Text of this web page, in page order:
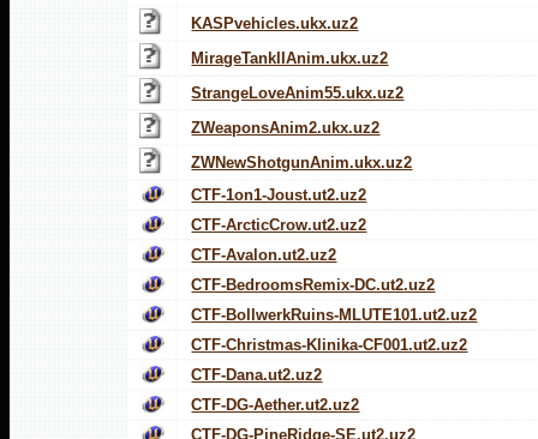
KASPvehicles.ukx.uz2
MirageTankIIAnim.ukx.uz2
StrangeLoveAnim55.ukx.uz2
ZWeaponsAnim2.ukx.uz2
ZWNewShotgunAnim.ukx.uz2
CTF-1on1-Joust.ut2.uz2
CTF-ArcticCrow.ut2.uz2
CTF-Avalon.ut2.uz2
CTF-BedroomsRemix-DC.ut2.uz2
CTF-BollwerkRuins-MLUTE101.ut2.uz2
CTF-Christmas-Klinika-CF001.ut2.uz2
CTF-Dana.ut2.uz2
CTF-DG-Aether.ut2.uz2
CTF-DG-PineRidge-SE.ut2.uz2